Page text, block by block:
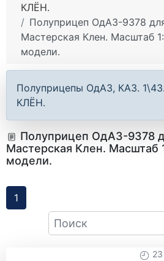
КЛЁН.
Полуприцеп ОдАЗ-9378
Мастерская Клен. Масштаб
модели.
Полуприцепы ОдАЗ, КАЗ.
КЛЁН.
Полуприцеп ОдАЗ-9378
Мастерская Клен. Масштаб
модели.
1